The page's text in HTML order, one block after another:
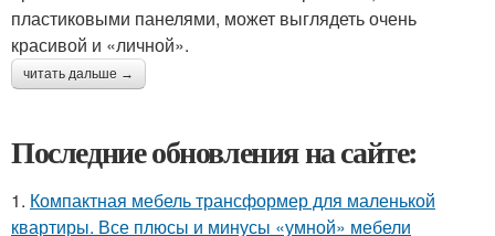
пластиковыми панелями, может выглядеть очень
красивой и «личной».
читать дальше →
Последние обновления на сайте:
1. Компактная мебель трансформер для маленькой
квартиры. Все плюсы и минусы «умной» мебели